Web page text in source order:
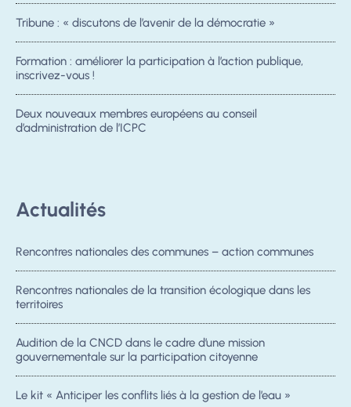
Tribune : « discutons de l’avenir de la démocratie »
Formation : améliorer la participation à l’action publique,
inscrivez-vous !
Deux nouveaux membres européens au conseil
d’administration de l’ICPC
Actualités
Rencontres nationales des communes – action communes
Rencontres nationales de la transition écologique dans les
territoires
Audition de la CNCD dans le cadre d’une mission
gouvernementale sur la participation citoyenne
Le kit « Anticiper les conflits liés à la gestion de l’eau »